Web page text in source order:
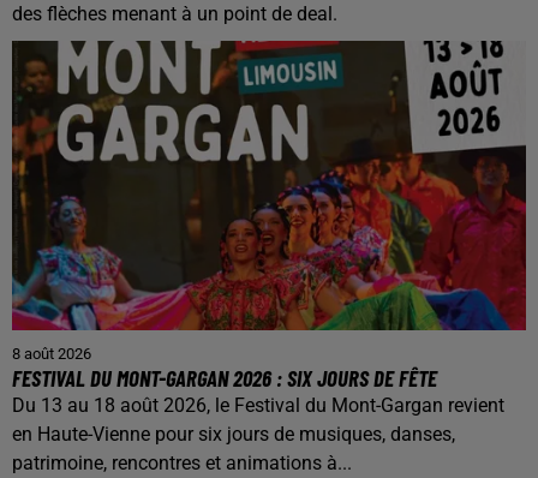
des flèches menant à un point de deal.
8 août 2026
FESTIVAL DU MONT-GARGAN 2026 : SIX JOURS DE FÊTE
Du 13 au 18 août 2026, le Festival du Mont-Gargan revient
en Haute-Vienne pour six jours de musiques, danses,
patrimoine, rencontres et animations à...